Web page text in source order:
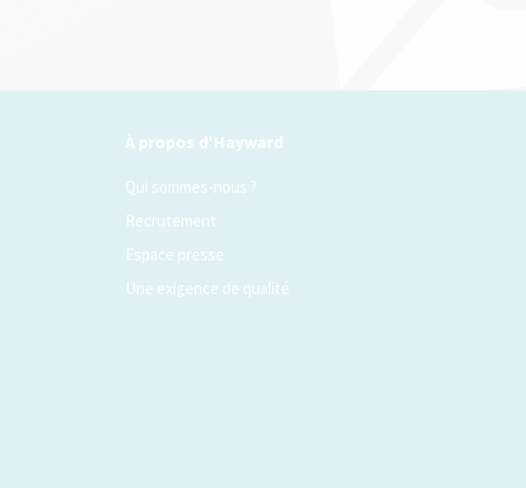
À propos d'Hayward
Qui sommes-nous ?
Recrutement
Espace presse
Une exigence de qualité